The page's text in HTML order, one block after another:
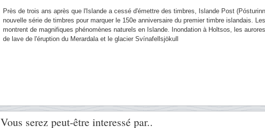
Près de trois ans après que l'Islande a cessé d'émettre des timbres, Islande Post
nouvelle série de timbres pour marquer le 150e anniversaire du premier timbre islandais.
montrent de magnifiques phénomènes naturels en Islande. Inondation à Holtsos, les
de lave de l'éruption du Merardala et le glacier Svínafellsjökull
Vous serez peut-être interessé par..